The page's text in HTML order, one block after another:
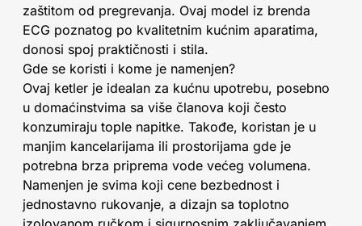
zaštitom od pregrevanja. Ovaj model iz brenda
ECG poznatog po kvalitetnim kućnim aparatima,
donosi spoj praktičnosti i stila.
Gde se koristi i kome je namenjen?
Ovaj ketler je idealan za kućnu upotrebu, posebno
u domaćinstvima sa više članova koji često
konzumiraju tople napitke. Takođe, koristan je u
manjim kancelarijama ili prostorijama gde je
potrebna brza priprema vode većeg volumena.
Namenjen je svima koji cene bezbednost i
jednostavno rukovanje, a dizajn sa toplotno